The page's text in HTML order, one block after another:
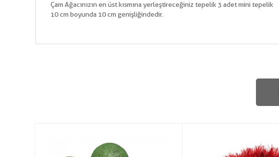
Çam Ağacınızın en üst kısmına yerleştireceğiniz tepelik 3 adet mini tepelik
10 cm boyunda 10 cm genişliğindedir.